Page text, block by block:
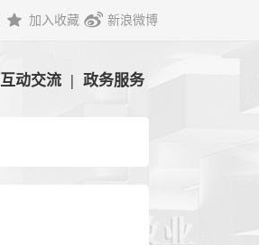
加入收藏 新浪微博
互动交流 | 政务服务